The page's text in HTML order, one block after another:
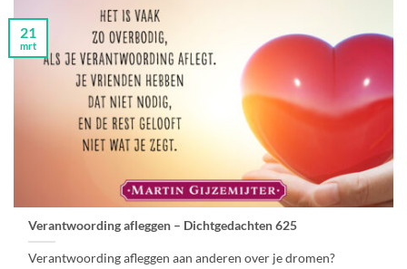
Verantwoording afleggen – Dichtgedachten 625
Verantwoording afleggen aan anderen over je dromen?
21
mrt